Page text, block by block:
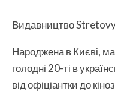
Видавництво
Народжена в Києві,
голодні 20-ті в
від офіціантки до